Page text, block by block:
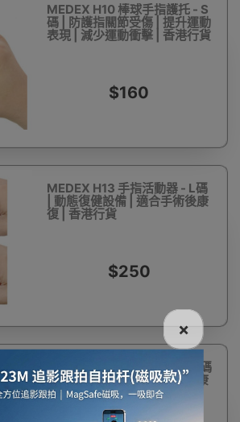
MEDEX H10 棒球手指護托 - S
碼 | 防護指關節受傷 | 提升運動
表現 | 減少運動衝擊 | 香港行貨
$160
MEDEX H13 手指活動器 - L碼
| 動態復健設備 | 適合手術後康
復 | 香港行貨
$250
MEDEX H13 手指活動器 - M碼
| 動態復健設備 | 適合手術後康
復 | 香港行貨
×